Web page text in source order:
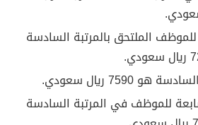
الملتحق بالمرتبة السادسة
ريال سعودي.
للموظف في المرتبة السادسة